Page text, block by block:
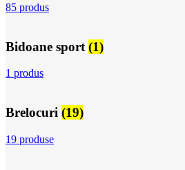
85 produs
Bidoane sport (1)
1 produs
Brelocuri (19)
19 produse